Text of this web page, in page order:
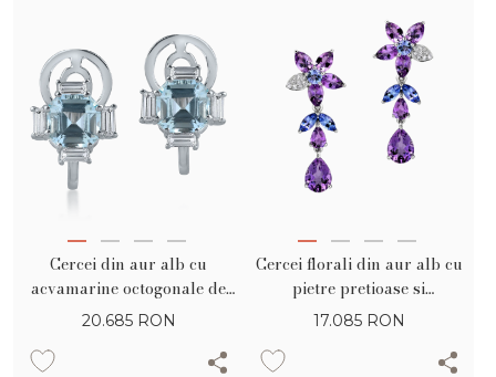
Cercei din aur alb cu
acvamarine octogonale de
1.9ct si diamante baguette de
20.685 RON
Cercei florali din aur alb cu
pietre pretioase si
semipretioase de 7.9ct
17.085 RON